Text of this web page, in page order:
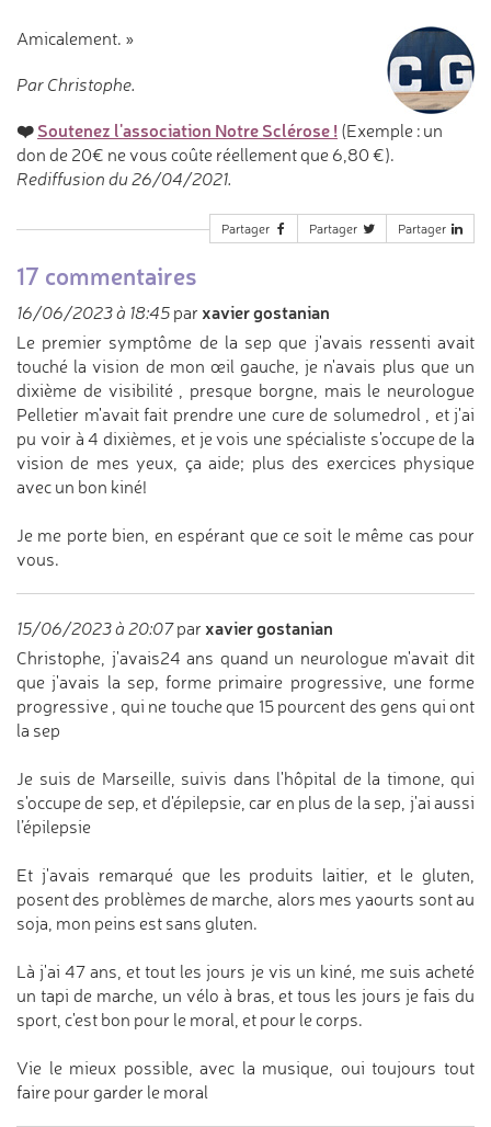
Amicalement. »
Par Christophe.
❤️Soutenez l'association Notre Sclérose ! (Exemple : un
don de 20€ ne vous coûte réellement que 6,80 €).
Rediffusion du 26/04/2021.
Partager Partager Partager
17 commentaires
16/06/2023 à 18:45 par xavier gostanian
Le premier symptôme de la sep que j'avais ressenti avait
touché la vision de mon œil gauche, je n'avais plus que un
dixième de visibilité , presque borgne, mais le neurologue
Pelletier m'avait fait prendre une cure de solumedrol , et j'ai
pu voir à 4 dixièmes, et je vois une spécialiste s'occupe de la
vision de mes yeux, ça aide; plus des exercices physique
avec un bon kiné!
Je me porte bien, en espérant que ce soit le même cas pour
vous.
15/06/2023 à 20:07par xavier gostanian
Christophe, j'avais24 ans quand un neurologue m'avait dit
que j'avais la sep, forme primaire progressive, une forme
progressive , qui ne touche que 15 pourcent des gens qui ont
la sep
Je suis de Marseille, suivis dans l'hôpital de la timone, qui
s'occupe de sep, et d'épilepsie, car en plus de la sep, j'ai aussi
l’épilepsie
Et j'avais remarqué que les produits laitier, et le gluten,
posent des problèmes de marche, alors mes yaourts sont au
soja, mon peins est sans gluten.
Là j'ai 47 ans, et tout les jours je vis un kiné, me suis acheté
un tapi de marche, un vélo à bras, et tous les jours je fais du
sport, c'est bon pour le moral, et pour le corps.
Vie le mieux possible, avec la musique, oui toujours tout
faire pour garder le moral